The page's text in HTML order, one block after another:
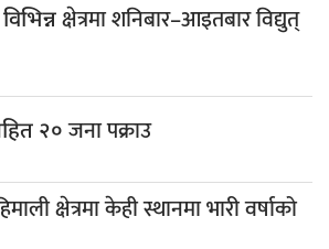
क्षेत्रमा शनिबार–आइतबार विद्युत्
२०जना पक्राउ
क्षेत्रमा केही स्थानमा भारी वर्षाको